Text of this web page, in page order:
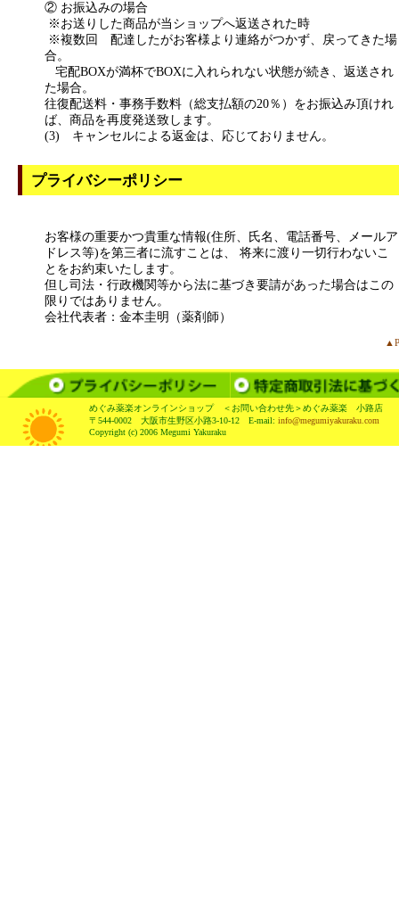
② お振込みの場合
※お送りした商品が当ショップへ返送された時
※複数回 配達したがお客様より連絡がつかず、戻ってきた場
合。
宅配BOXが満杯でBOXに入れられない状態が続き、返送され
た場合。
往復配送料・事務手数料（総支払額の20％）をお振込み頂けれ
ば、商品を再度発送致します。
(3) キャンセルによる返金は、応じておりません。
プライバシーポリシー
お客様の重要かつ貴重な情報(住所、氏名、電話番号、メールア
ドレス等)を第三者に流すことは、 将来に渡り一切行わないこ
とをお約束いたします。
但し司法・行政機関等から法に基づき要請があった場合はこの
限りではありません。
会社代表者：金本圭明（薬剤師）
めぐみ薬楽オンラインショップ ＜お問い合わせ先＞めぐみ薬楽 小路店
〒544-0002 大阪市生野区小路3-10-12 E-mail: info@megumiyakuraku.com
Copyright (c) 2006 Megumi Yakuraku